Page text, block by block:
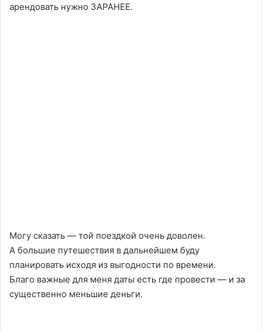
арендовать нужно ЗАРАНЕЕ.
Могу сказать — той поездкой очень доволен.
А большие путешествия в дальнейшем буду
планировать исходя из выгодности по времени.
Благо важные для меня даты есть где провести — и за
существенно меньшие деньги.